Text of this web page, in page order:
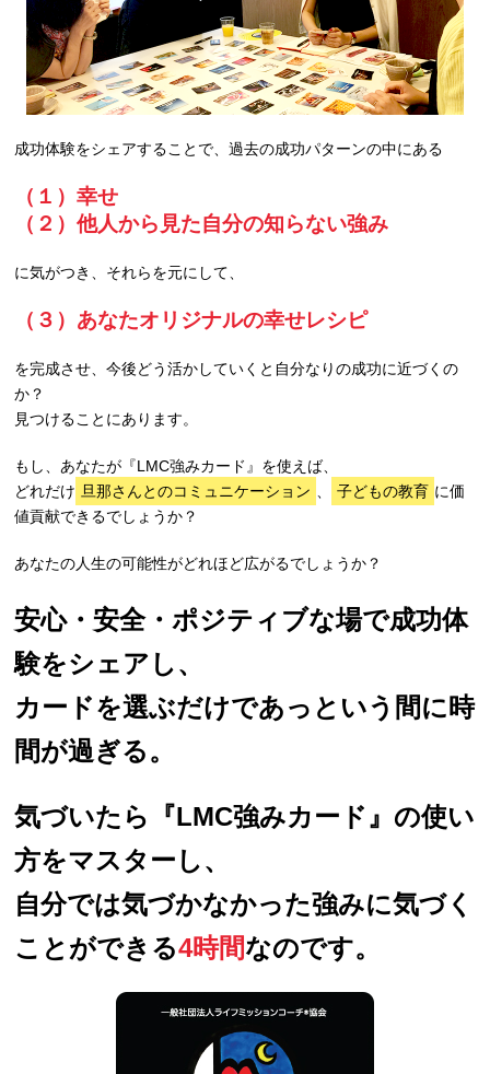
成功体験をシェアすることで、過去の成功パターンの中にある
（１）幸せ
（２）他人から見た自分の知らない強み
に気がつき、それらを元にして、
（３）あなたオリジナルの幸せレシピ
を完成させ、今後どう活かしていくと自分なりの成功に近づくの
か？
見つけることにあります。
もし、あなたが『LMC強みカード』を使えば、
どれだけ 旦那さんとのコミュニケーション 、 子どもの教育 に価
値貢献できるでしょうか？
あなたの人生の可能性がどれほど広がるでしょうか？
安心・安全・ポジティブな場で成功体
験をシェアし、
カードを選ぶだけであっという間に時
間が過ぎる。
気づいたら『LMC強みカード』の使い
方をマスターし、
自分では気づかなかった強みに気づく
ことができる4時間なのです。